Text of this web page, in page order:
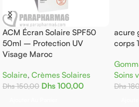
ACM Écran Solaire SPF50
50ml – Protection UV
Visage Maroc
Solaire, Crèmes Solaires
Dhs150,00 Dhs 100,00
acure
corps
Soins
Dhs